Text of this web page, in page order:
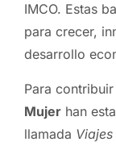
IMCO. Estas
para crecer,
desarrollo
Para
Mujer han
llamada